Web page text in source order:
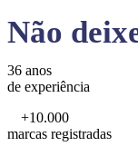
Não
36 anos
de experiência
+10.000
marcas registradas